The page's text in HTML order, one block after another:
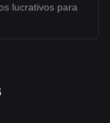
lucrativos para